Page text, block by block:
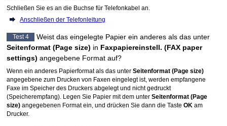
Schließen Sie es an die Buchse für Telefonkabel an.
Anschließen der Telefonleitung
Test 4
Weist das eingelegte Papier ein anderes als das unter
Seitenformat (Page size) in Faxpapiereinstell. (FAX paper
settings) angegebene Format auf?
Wenn ein anderes Papierformat als das unterSeitenformat (Page size)
angegebene zum Drucken von Faxen eingelegt ist, werden empfangene
Faxe im Speicher des Druckers abgelegt und nicht gedruckt
(Speicherempfang).
Legen Sie Papier mit dem unterSeitenformat (Page
size) angegebenen Format ein, und drücken Sie dann die TasteOK am
Drucker.